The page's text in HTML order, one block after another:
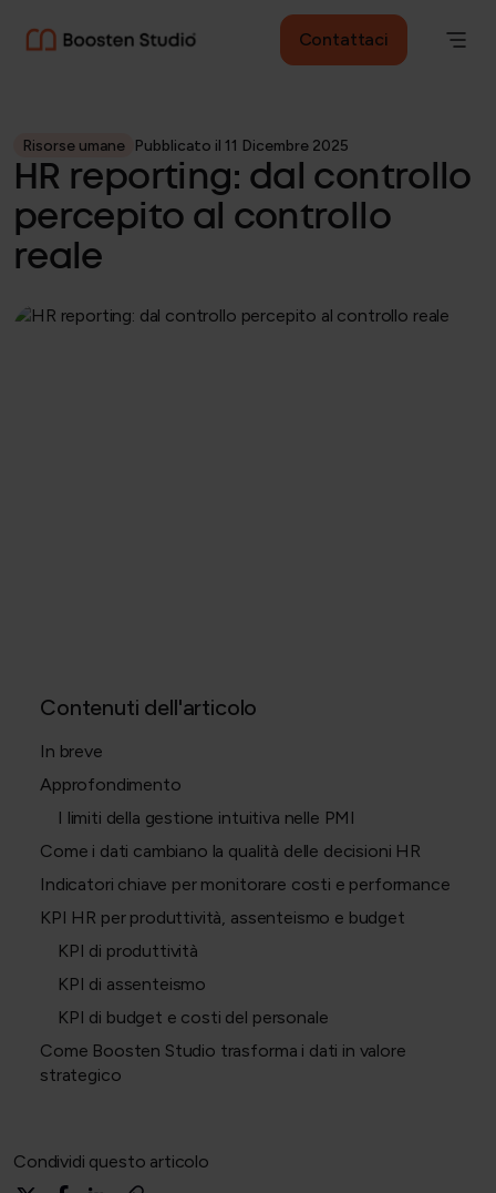
Contattaci
Risorse umane Pubblicato il 11 Dicembre 2025
HR reporting: dal controllo
percepito al controllo
reale
Contenuti dell'articolo
In breve
Approfondimento
I limiti della gestione intuitiva nelle PMI
Come i dati cambiano la qualità delle decisioni HR
Indicatori chiave per monitorare costi e performance
KPI HR per produttività, assenteismo e budget
KPI di produttività
KPI di assenteismo
KPI di budget e costi del personale
Come Boosten Studio trasforma i dati in valore
strategico
Condividi questo articolo